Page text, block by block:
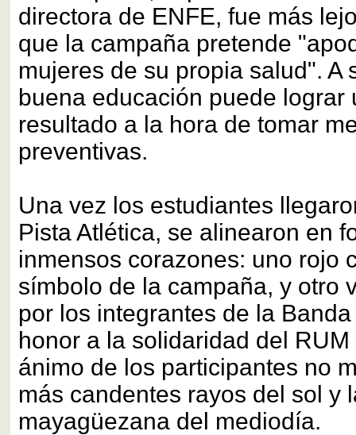
directora de ENFE, fue más
que la campaña pretende
mujeres de su propia salud". A
buena educación puede lograr
resultado a la hora de tomar
preventivas.
Una vez los estudiantes
Pista Atlética, se alinearon en
inmensos corazones: uno rojo
símbolo de la campaña, y otro
por los integrantes de la
honor a la solidaridad del
ánimo de los participantes no
más candentes rayos del sol y
mayagüezana del mediodía.